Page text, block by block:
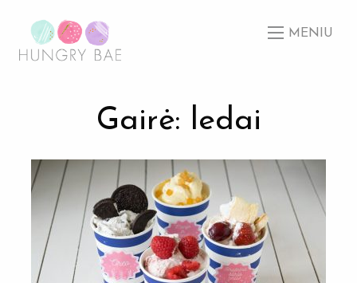
MENIU
Gairė: ledai